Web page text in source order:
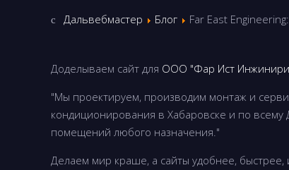
Дальвебмастер Блог Far East
Доделываем сайт для ООО "Фар Ист
"Мы проектируем, производим монтаж и
кондиционирования в Хабаровске и по
помещений любого назначения."
Делаем мир краше, а сайты удобнее,